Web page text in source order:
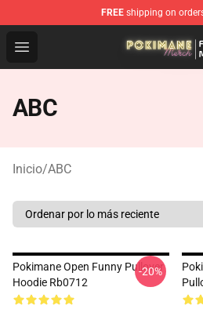
FREE shipping on
Open menu
Pokimane Store - Official
ABC
Inicio/ABC
Pokimane Open Funny Pullover
Hoodie Rb0712
-20%